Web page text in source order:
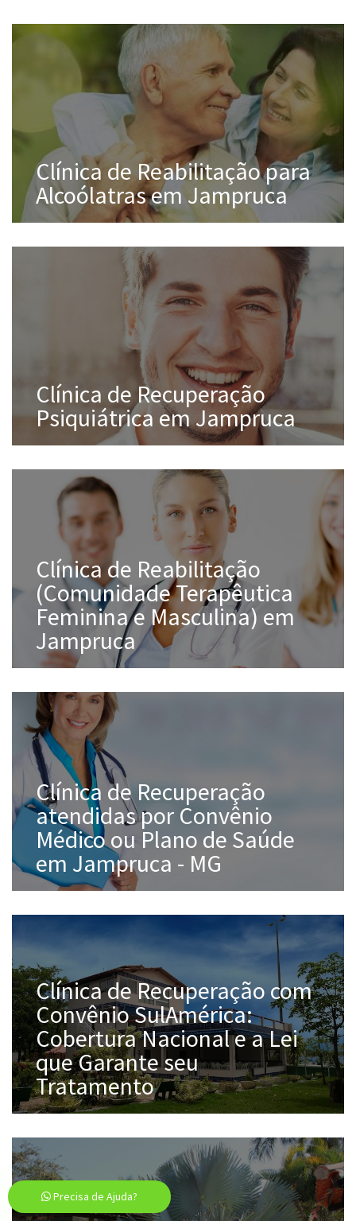
Precisa de Ajuda?
Clínica de Reabilitação para
Alcoólatras em Jampruca
Clínica de Recuperação
Psiquiátrica em Jampruca
Clínica de Reabilitação
(Comunidade Terapêutica
Feminina e Masculina) em
Jampruca
Clínica de Recuperação
atendidas por Convênio
Médico ou Plano de Saúde
em Jampruca - MG
Clínica de Recuperação com
Convênio SulAmérica:
Cobertura Nacional e a Lei
que Garante seu
Tratamento